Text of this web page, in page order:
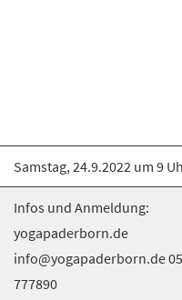
Samstag, 24.9.2022 um 9
Infos und Anmeldung:
yogapaderborn.de
info@yogapaderborn.de
777890